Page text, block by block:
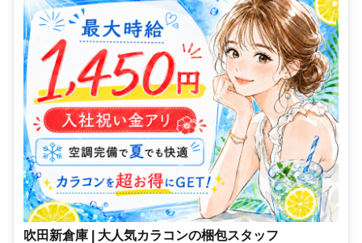
吹田新倉庫 | 大人気カラコンの梱包スタッフ